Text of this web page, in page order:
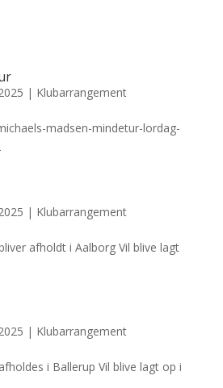
| Klubarrangement
madsen-mindetur-lordag-
| Klubarrangement
afholdt i Aalborg Vil blive lagt
| Klubarrangement
i Ballerup Vil blive lagt op i